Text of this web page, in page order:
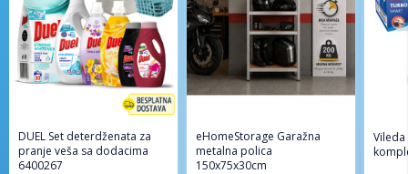
DUEL Set deterdženata za
pranje veša sa dodacima
6400267
eHomeStorage Garažna
metalna polica
150x75x30cm